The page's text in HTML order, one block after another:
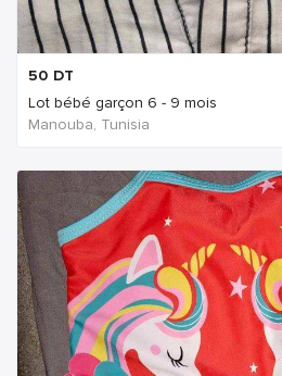
50 DT
Lot bébé garçon 6 - 9 mois
Manouba, Tunisia